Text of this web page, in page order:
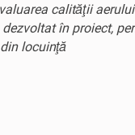
calităţii
dezvoltat în proiect,
locuinţă